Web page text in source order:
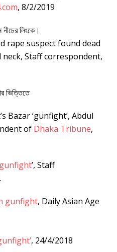
, 8/2/2019
লিংকে।
rape suspect found dead
Staff correspondent,
ভিত্তিতে
Bazar ‘gunfight’, Abdul
of Dhaka Tribune,
’, Staff
gunfight, Daily Asian Age
, 24/4/2018